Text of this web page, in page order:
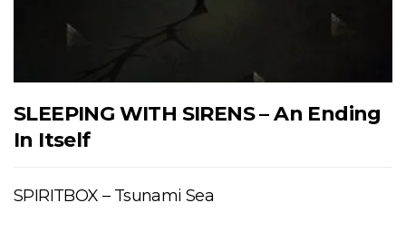
SLEEPING WITH SIRENS – An Ending
In Itself
SPIRITBOX – Tsunami Sea